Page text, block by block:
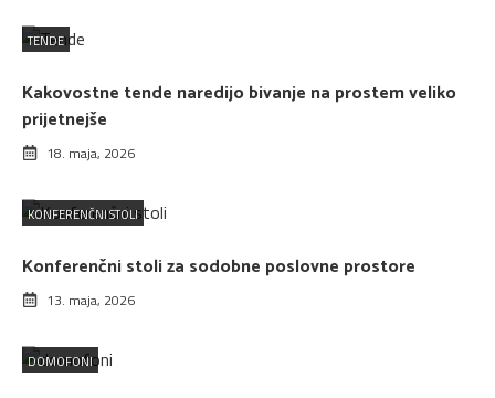
TENDE
Kakovostne tende naredijo bivanje na prostem veliko
prijetnejše
18. maja, 2026
KONFERENČNI STOLI
Konferenčni stoli za sodobne poslovne prostore
13. maja, 2026
DOMOFONI